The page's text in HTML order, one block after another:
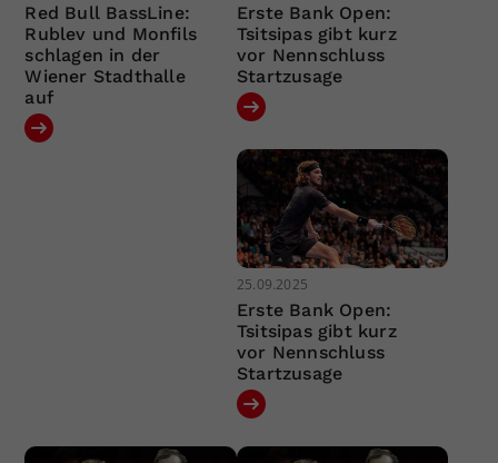
Red Bull BassLine:
Rublev und Monfils
schlagen in der
Wiener Stadthalle
auf
Erste Bank Open:
Tsitsipas gibt kurz
vor Nennschluss
Startzusage
25.09.2025
Erste Bank Open:
Tsitsipas gibt kurz
vor Nennschluss
Startzusage